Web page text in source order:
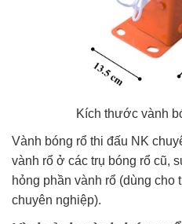
Kích thước vành
Vành bóng rổ thi đấu NK
vành rổ ở các trụ bóng rổ cũ,
hỏng phần vành rổ (dùng cho
chuyên nghiệp).